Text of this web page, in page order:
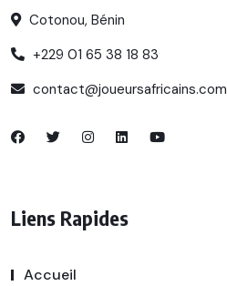
Cotonou, Bénin
+229 01 65 38 18 83
contact@joueursafricains.com
Liens Rapides
Accueil